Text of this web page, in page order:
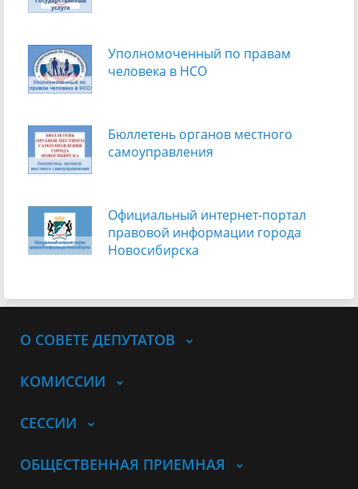
Уполномоченный по правам
человека в НСО
Бюллетень органов местного
самоуправления
Официальный интернет-портал
правовой информации города
Новосибирска
О СОВЕТЕ ДЕПУТАТОВ
КОМИССИИ
СЕССИИ
ОБЩЕСТВЕННАЯ ПРИЕМНАЯ